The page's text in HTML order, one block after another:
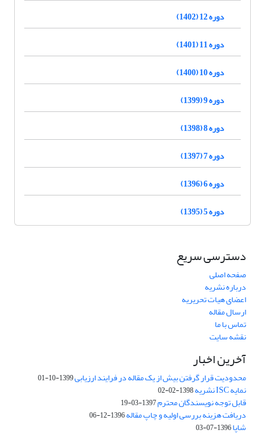
دوره 12 (1402)
دوره 11 (1401)
دوره 10 (1400)
دوره 9 (1399)
دوره 8 (1398)
دوره 7 (1397)
دوره 6 (1396)
دوره 5 (1395)
دسترسی سریع
صفحه اصلی
درباره نشریه
اعضای هیات تحریریه
ارسال مقاله
تماس با ما
نقشه سایت
آخرین اخبار
محدودیت قرار گرفتن بیش از یک مقاله در فرایند ارزیابی1399-10-01
نمایه ISC نشریه 1398-02-02
قابل توجه نویسندگان محترم1397-03-19
دریافت هزینه بررسی اولیه و چاپ مقاله1396-12-06
شاپا1396-07-03